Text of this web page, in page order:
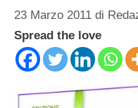
23 Marzo 2011 di
Spread the love